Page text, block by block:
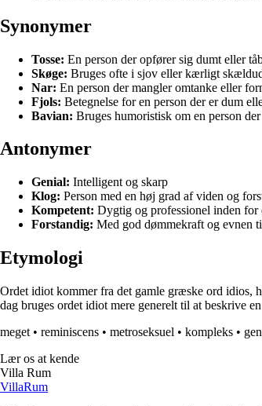
Synonymer
Tosse: En person der opfører sig dumt eller
Skøge: Bruges ofte i sjov eller kærligt
Nar: En person der mangler omtanke eller
Fjols: Betegnelse for en person der er dum
Bavian: Bruges humoristisk om en person
Antonymer
Genial: Intelligent og skarp
Klog: Person med en høj grad af viden og
Kompetent: Dygtig og professionel inden for
Forstandig: Med god dømmekraft og evnen
Etymologi
Ordet idiot kommer fra det gamle græske ord idios,
dag bruges ordet idiot mere generelt til at beskrive
meget • reminiscens • metroseksuel • kompleks •
Lær os at kende
Villa Rum
VillaRum